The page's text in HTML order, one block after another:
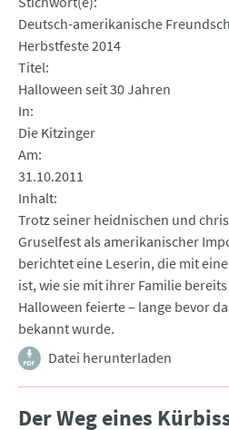
Deutsch-amerikanische
Herbstfeste 2014
Titel
Halloween seit 30 Jahren
In
Die Kitzinger
Am
31.10.2011
Inhalt
Trotz seiner heidnischen und
Gruselfest als amerikanischer
berichtet eine Leserin, die mit
ist, wie sie mit ihrer Familie
Halloween feierte – lange bevor
bekannt wurde.
Datei herunterladen
Der Weg eines